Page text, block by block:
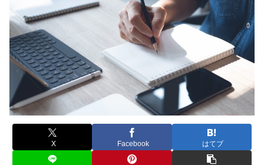
X Facebook はてブ